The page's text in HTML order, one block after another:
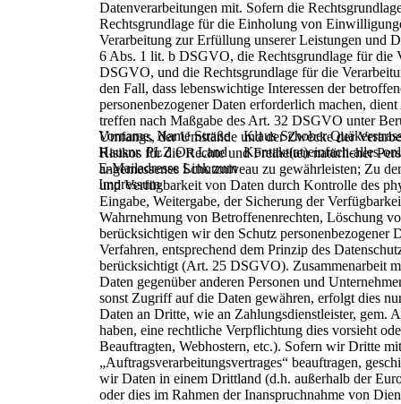
Datenverarbeitungen mit. Sofern die
Rechtsgrundlage für die Einholung von
Verarbeitung zur Erfüllung unserer Leistungen und
6 Abs. 1 lit. b DSGVO, die Rechtsgrundlage für die
DSGVO, und die Rechtsgrundlage für die
den Fall, dass lebenswichtige Interessen der
personenbezogener Daten erforderlich machen,
treffen nach Maßgabe des Art. 32 DSGVO unter
Umfangs, der Umstände und der Zwecke der
Risikos für die Rechte und Freiheiten natürlicher
angemessenes Schutzniveau zu gewährleisten; Zu
und Verfügbarkeit von Daten durch Kontrolle des
Eingabe, Weitergabe, der Sicherung der
Wahrnehmung von Betroffenenrechten, Löschung
berücksichtigen wir den Schutz
Verfahren, entsprechend dem Prinzip des
berücksichtigt (Art. 25 DSGVO). Zusammenarbeit
Daten gegenüber anderen Personen und
sonst Zugriff auf die Daten gewähren, erfolgt dies
Daten an Dritte, wie an Zahlungsdienstleister, gem.
haben, eine rechtliche Verpflichtung dies vorsieht
Beauftragten, Webhostern, etc.). Sofern wir Dritte
„Auftragsverarbeitungsvertrages“ beauftragen,
wir Daten in einem Drittland (d.h. außerhalb der
oder dies im Rahmen der Inanspruchnahme von
Vorname, Name Straße
Hausnr. PLZ Ort Land
E-Mailadresse Link zum
Impressum
Klaus Schober
Kontakt(at)einfach-alles-